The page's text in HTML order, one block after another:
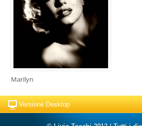
Marilyn
Versione Desktop